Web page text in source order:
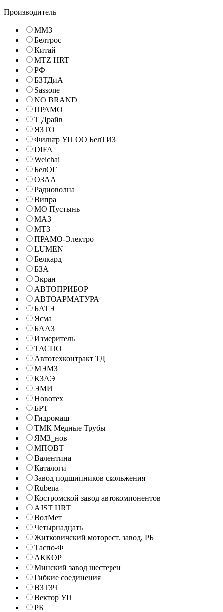
Производитель
ММЗ
Белтрос
Китай
MTZ HRT
РФ
БЗТДиА
Sassone
NO BRAND
ПРАМО
Т Драйв
ЯЗТО
Фильтр УП ОО БелТИЗ
DIFA
Weichai
БелОГ
ОЗАА
Радиоволна
Випра
МО Пустынь
МАЗ
МТЗ
ПРАМО-Электро
LUMEN
Белкард
БЗА
Экран
АВТОПРИБОР
АВТОАРМАТУРА
БАТЭ
Ясма
БААЗ
Измеритель
ТАСПО
Автотехконтракт ТД
МЭМЗ
КЗАЭ
ЭМИ
Новотех
БРТ
Гидромаш
ТМК Медные Трубы
ЯМЗ_нов
МПОВТ
Валентина
Каталоги
Завод подшипников скольжения
Rubena
Костромской завод автокомпонентов
AJST HRT
ВолМет
Четырнадцать
Житковичский моторост. завод, РБ
Таспо-Ф
АККОР
Минский завод шестерен
Гибкие соединения
ВЗТЗЧ
Вектор УП
РБ